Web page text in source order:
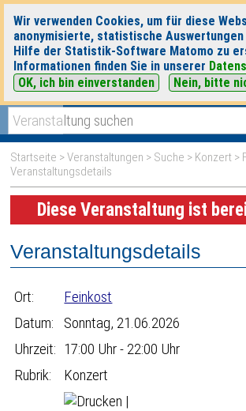
Wir verwenden Cookies, um für diese
anonymisierte, statistische
Hilfe der Statistik-Software Matomo zu
Informationen finden Sie in unserer
OK, ich bin einverstanden
Nein, bitte
heute|
Startseite >Veranstaltungen > Suche > Konzert >
Veranstaltungsdetails
Diese Veranstaltung ist
Veranstaltungsdetails
Ort:
Feinkost
Datum:
Sonntag, 21.06.2026
Uhrzeit: 17:00 Uhr - 22:00 Uhr
Rubrik:
Konzert
|